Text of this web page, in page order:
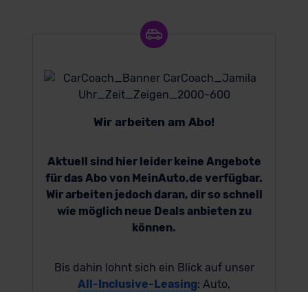
Wir arbeiten am Abo!
Aktuell sind hier leider keine Angebote
für das Abo von MeinAuto.de verfügbar.
Wir arbeiten jedoch daran, dir so schnell
wie möglich neue Deals anbieten zu
können.
Bis dahin lohnt sich ein Blick auf unser
All-Inclusive-Leasing: Auto,